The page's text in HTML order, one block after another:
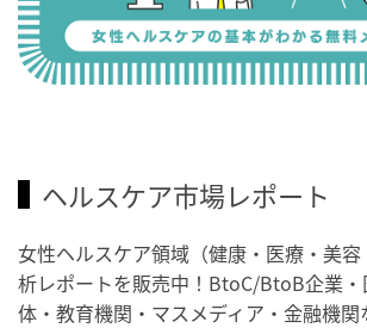
ヘルスケア市場レポート
女性ヘルスケア領域（健康・医療・美
析レポートを販売中！BtoC/BtoB企業
体・教育機関・マスメディア・金融機関